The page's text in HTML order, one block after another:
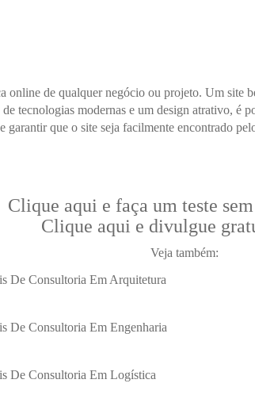
online de qualquer negócio ou projeto. Um
tecnologias modernas e um design atrativo, é
garantir que o site seja facilmente encontrado
Clique aqui e faça um teste
Clique aqui e divulgue
Veja também:
De Consultoria Em Arquitetura
De Consultoria Em Engenharia
De Consultoria Em Logística